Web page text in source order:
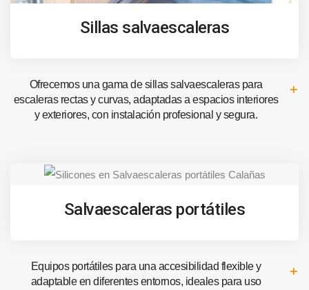
Sillas salvaescaleras
Ofrecemos una gama de sillas salvaescaleras para
escaleras rectas y curvas, adaptadas a espacios interiores
y exteriores, con instalación profesional y segura.
Salvaescaleras portátiles
Equipos portátiles para una accesibilidad flexible y
adaptable en diferentes entornos, ideales para uso